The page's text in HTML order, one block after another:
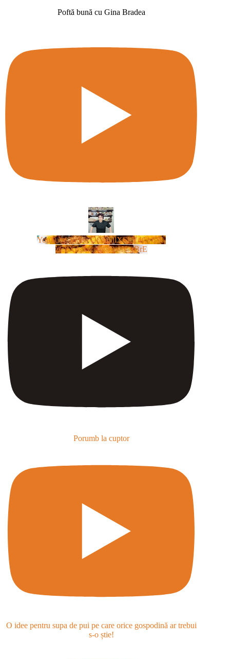
Poftă bună cu Gina Bradea
YouTube Video UCm5llXSLY4CyCX-
zC8XosTw_huaQwN_rBrE
Porumb la cuptor
O idee pentru supa de pui pe care orice gospodină ar trebui
s-o știe!